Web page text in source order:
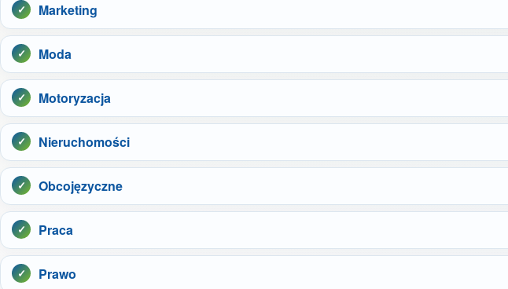
Marketing
Moda
Motoryzacja
Nieruchomości
Obcojęzyczne
Praca
Prawo